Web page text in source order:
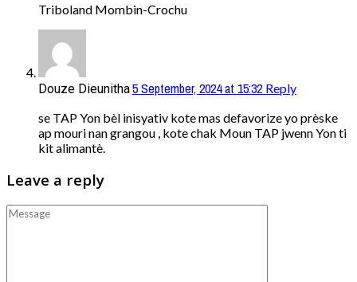
Triboland Mombin-Crochu
Douze Dieunitha5 September, 2024 at 15:32 Reply
se TAP Yon bèl inisyativ kote mas defavorize yo prèske
ap mouri nan grangou , kote chak Moun TAP jwenn Yon ti
kit alimantè.
Leave a reply